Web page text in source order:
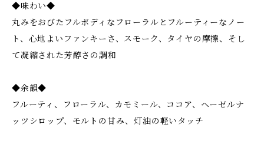
◆味わい◆
丸みをおびたフルボディなフローラルとフルーティーなノー
ト、心地よいファンキーさ、スモーク、タイヤの摩擦、そし
て凝縮された芳醇さの調和
◆余韻◆
フルーティ、フローラル、カモミール、ココア、ヘーゼルナ
ッツシロップ、モルトの甘み、灯油の軽いタッチ